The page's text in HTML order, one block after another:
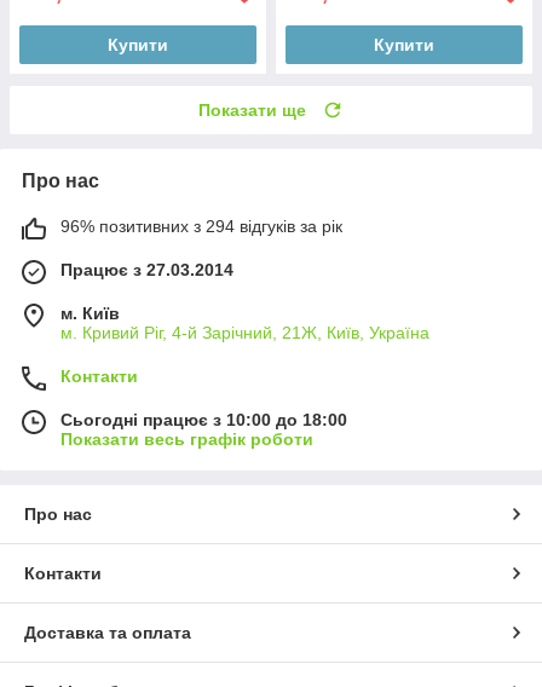
Купити Купити
Показати ще
Про нас
96% позитивних з 294 відгуків за рік
Працює з 27.03.2014
м. Київ
м. Кривий Ріг, 4-й Зарічний, 21Ж, Київ, Україна
Контакти
Сьогодні працює з 10:00 до 18:00
Показати весь графік роботи
Про нас
Контакти
Доставка та оплата